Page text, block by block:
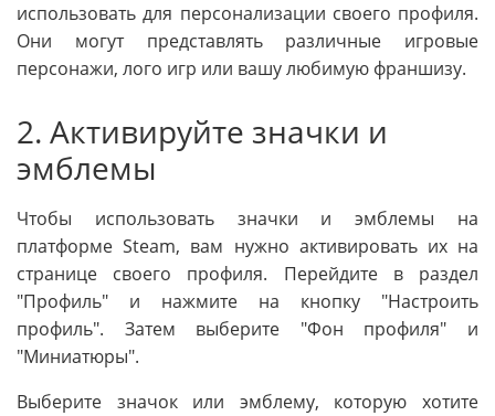
использовать для персонализации своего профиля.
Они могут представлять различные игровые
персонажи, лого игр или вашу любимую франшизу.
2. Активируйте значки и
эмблемы
Чтобы использовать значки и эмблемы на
платформе Steam, вам нужно активировать их на
странице своего профиля. Перейдите в раздел
"Профиль" и нажмите на кнопку "Настроить
профиль". Затем выберите "Фон профиля" и
"Миниатюры".
Выберите значок или эмблему, которую хотите